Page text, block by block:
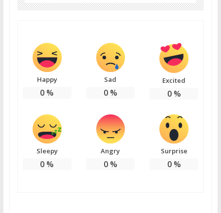
Happy
0 %
Sad
0%
Excited
0%
Sleepy
0 %
Angry
0%
Surprise
0%